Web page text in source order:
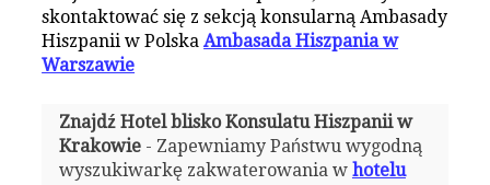
skontaktować się z sekcją konsularną Ambasady
Hiszpanii w Polska Ambasada Hiszpania w
Warszawie
Znajdź Hotel blisko Konsulatu Hiszpanii w
Krakowie- Zapewniamy Państwu wygodną
wyszukiwarkę zakwaterowania w hotelu